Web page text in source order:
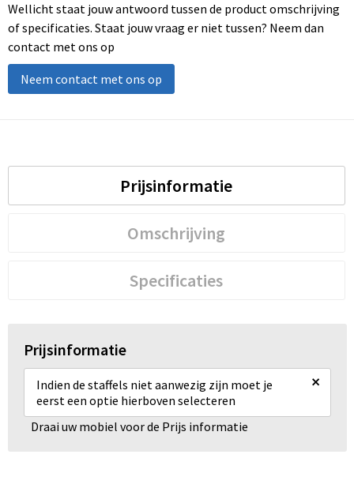
Wellicht staat jouw antwoord tussen de product omschrijving
of specificaties. Staat jouw vraag er niet tussen? Neem dan
contact met ons op
Neem contact met ons op
Prijsinformatie
Omschrijving
Specificaties
Prijsinformatie
Indien de staffels niet aanwezig zijn moet je
eerst een optie hierboven selecteren
×
Draai uw mobiel voor de Prijs informatie